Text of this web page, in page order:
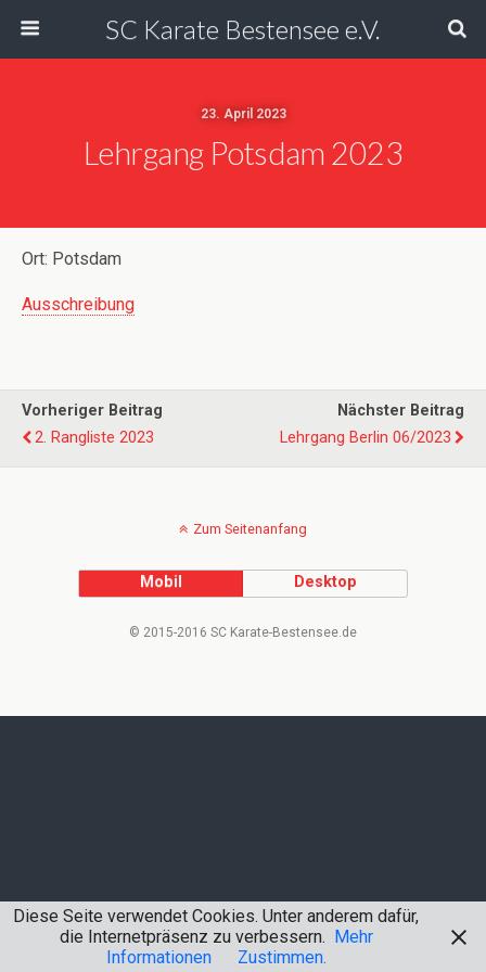
SC Karate Bestensee e.V.
23. April 2023
Lehrgang Potsdam 2023
Ort: Potsdam
Ausschreibung
Vorheriger Beitrag
2. Rangliste 2023
Nächster Beitrag
Lehrgang Berlin 06/2023
Zum Seitenanfang
Mobil Desktop
© 2015-2016 SC Karate-Bestensee.de
Diese Seite verwendet Cookies. Unter anderem dafür,
die Internetpräsenz zu verbessern. Mehr
Informationen
Zustimmen.